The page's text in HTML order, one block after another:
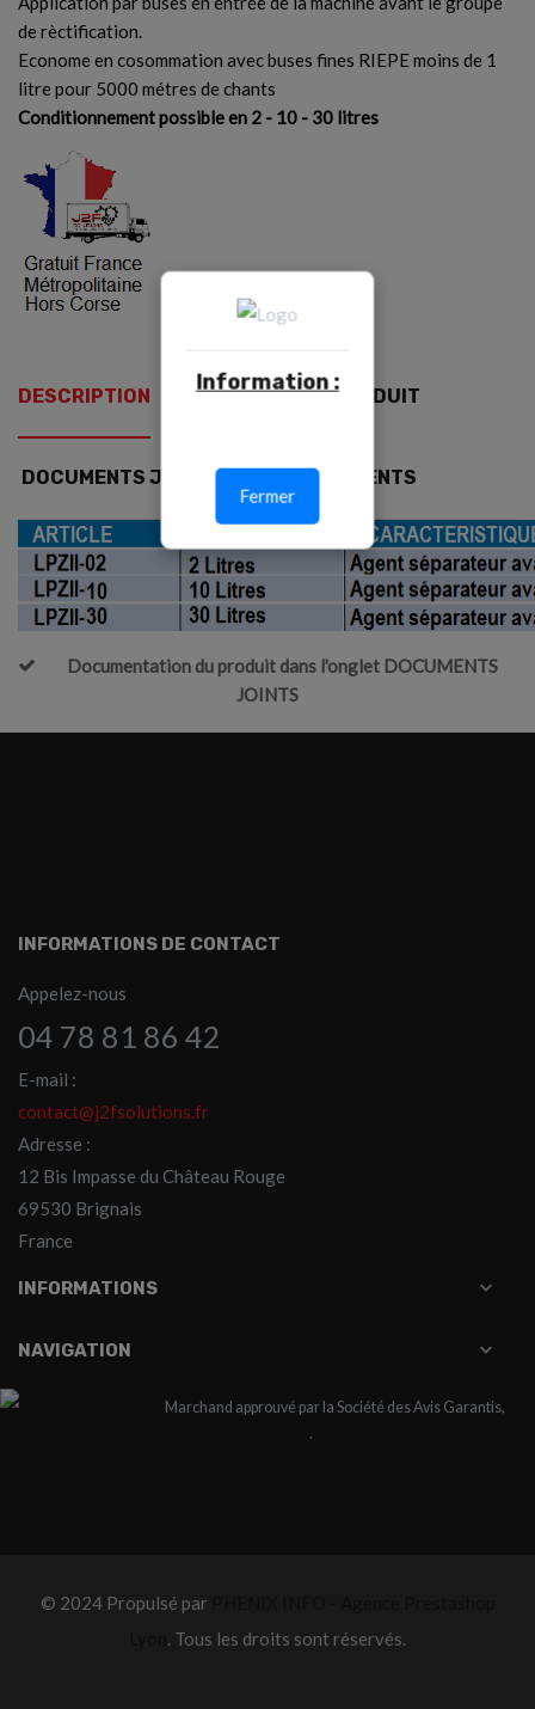
de rèctification.
Econome en cosommation avec buses fines RIEPE moins de 1
litre pour 5000 métres de chants
Conditionnement possible en 2 - 10 - 30 litres
DESCRIPTION DÉTAILS DU PRODUIT
DOCUMENTS JOINTS AVIS CLIENTS
Documentation du produit dans l'onglet DOCUMENTS
JOINTS
INFORMATIONS DE CONTACT
Appelez-nous
04 78 81 86 42
E-mail :
contact@j2fsolutions.fr
Adresse :
12 Bis Impasse du Château Rouge
69530 Brignais
France
INFORMATIONS 
NAVIGATION 
Marchand approuvé par la Société des Avis Garantis,
.
Information :
Fermer
© 2024 Propulsé par
. Tous les droits sont réservés.